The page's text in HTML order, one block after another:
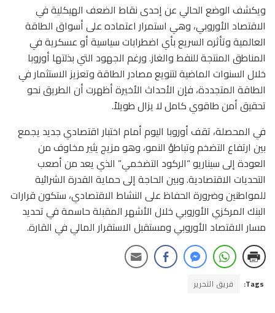
ويكشف الوضع الحالي عن إحدى نقاط الضعف الهيكلية في
الاقتصاد الأوروبي، وهي استمرار اعتماده على أسواق الطاقة
العالمية وتأثره السريع بأي اضطرابات سياسية أو عسكرية في
المناطق المنتجة للنفط والغاز. ورغم الجهود التي بذلتها أوروبا
خلال السنوات الماضية لتنويع مصادر الطاقة وتعزيز الاستثمار في
الطاقة المتجددة، فإن الأحداث الأخيرة أظهرت أن الطريق نحو
تحقيق أمن طاقوي كامل لا يزال طويلاً.
في المحصلة، تقف أوروبا اليوم أمام اختبار اقتصادي جديد يجمع
بين ارتفاع التضخم وتباطؤ النمو، وهو مزيج يثير مخاوف من
العودة إلى سيناريو “الركود التضخمي” الذي يعد من أصعب
التحديات الاقتصادية. وبين الحاجة إلى حماية القدرة الشرائية
للمواطنين وضرورة الحفاظ على النشاط الاقتصادي، ستكون قرارات
البنك المركزي الأوروبي خلال الأشهر المقبلة حاسمة في تحديد
مسار الاقتصاد الأوروبي ومستقبل الاستقرار المالي في القارة.
Tags: فريق التحرير